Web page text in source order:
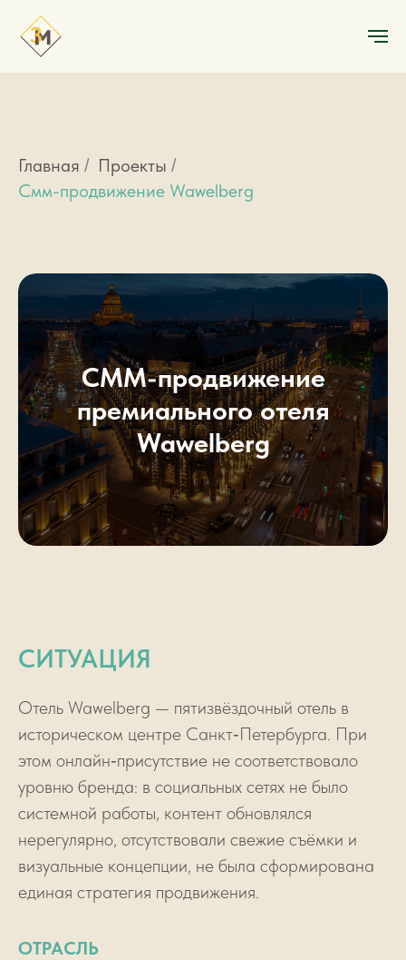
Главная / Проекты /
Смм-продвижение Wawelberg
СММ-продвижение
премиального отеля
Wawelberg
СИТУАЦИЯ
Отель Wawelberg — пятизвёздочный отель в
историческом центре Санкт‑Петербурга. При
этом онлайн‑присутствие не соответствовало
уровню бренда: в социальных сетях не было
системной работы, контент обновлялся
нерегулярно, отсутствовали свежие съёмки и
визуальные концепции, не была сформирована
единая стратегия продвижения.
ОТРАСЛЬ